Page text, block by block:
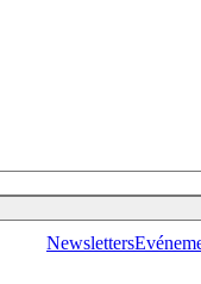
Newsletters